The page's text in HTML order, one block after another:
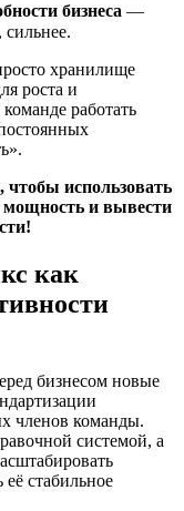
бизнеса —
сильнее.
хранилище
роста и
работать
чтобы использовать
и вывести
как
бизнесом новые
членов команды.
системой, а
стабильное